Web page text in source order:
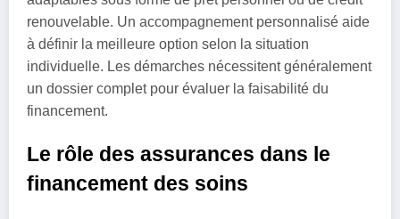
renouvelable. Un accompagnement personnalisé aide
à définir la meilleure option selon la situation
individuelle. Les démarches nécessitent généralement
un dossier complet pour évaluer la faisabilité du
financement.
Le rôle des assurances dans le
financement des soins